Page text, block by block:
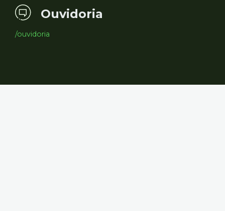
Ouvidoria
/ouvidoria